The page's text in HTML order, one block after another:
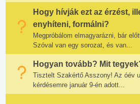
Hogy hívják ezt az érzést,
enyhíteni, formálni?
Megpróbálom elmagyarázni, bár
Szóval van egy sorozat, és van...
Hogyan tovább? Mit
Tisztelt Szakértő Asszony! Az óév
kérdésemre január 9-én adott...